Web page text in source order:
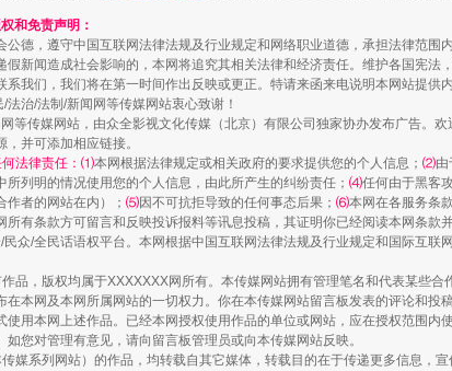
幕 规模最大的光氢储一体化项目
和免责声明：
公德，遵守中国互联网法律法规及行业规定和网络职业道德，承担法律范围
假新闻造成社会影响的，本网将追究其相关法律和经济责任。维护各国宪法
我们，我们将在第一时间作出反映或更正。特请来函来电说明本网站提供
治/法制/新闻网等传媒网站衷心致谢！
等传媒网站，由众全影视文化传媒（北京）有限公司独家协办发布广告。
并可添加相应链接。
何法律责任：⑴本网根据法律规定或相关政府的要求提供您的个人信息； ⑵由
列明的情况使用您的个人信息，由此所产生的纠纷责任； ⑷任何由于黑客
作者的网站在内）； ⑸因不可抗拒导致的任何事态后果； ⑹本网在各服务条
有条款方可留言和反映投诉报料等讯息投稿，其证明你已经阅读本网条款
众/全民话语权平台。本网根据中国互联网法律法规及行业规定和国际互联
品，版权均属于XXXXXXX网所有。本传媒网站拥有管理笔名和代表某些
在本网及本网所属网站的一切权力。你在本传媒网站留言板发表的评论和投
用本网上述作品。已经本网授权使用作品的单位或网站，应在授权范围内
您对管理有意见，请向留言板管理员或向本传媒网站反映。
传媒系列网站）的作品，均转载自其它媒体，转载目的在于传递更多信息，